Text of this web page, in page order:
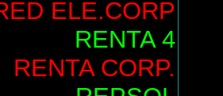
ELE.CORP
RENTA 4
RENTA CORP.